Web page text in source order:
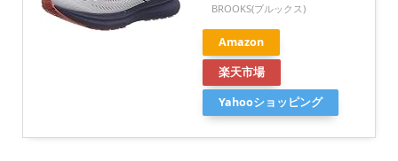
BROOKS(ブルックス)
Amazon
楽天市場
Yahooショッピング